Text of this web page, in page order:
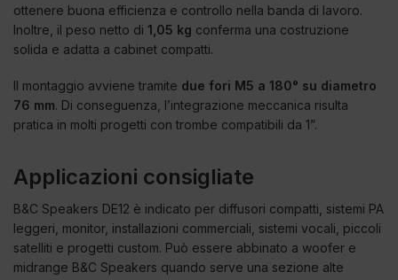
ottenere buona efficienza e controllo nella banda di lavoro.
Inoltre, il peso netto di 1,05 kg conferma una costruzione
solida e adatta a cabinet compatti.
Il montaggio avviene tramite due fori M5 a 180° su diametro
76 mm. Di conseguenza, l’integrazione meccanica risulta
pratica in molti progetti con trombe compatibili da 1”.
Applicazioni consigliate
B&C Speakers DE12 è indicato per diffusori compatti, sistemi PA
leggeri, monitor, installazioni commerciali, sistemi vocali, piccoli
satelliti e progetti custom. Può essere abbinato a woofer e
midrange B&C Speakers quando serve una sezione alte